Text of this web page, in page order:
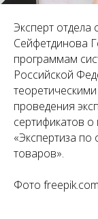
Эксперт
Сейфетдинова
программам
Российской
проведения
сертификатов
«Экспертиза
товаров».
Фото freepik.com